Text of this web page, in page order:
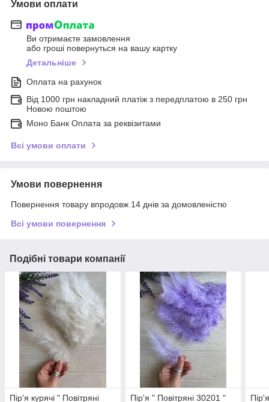
Умови оплати
Ви отримаєте замовлення
або гроші повернуться на вашу картку
Детальніше
Оплата на рахунок
Від 1000 грн накладний платіж з передплатою в 250 грн
Новою поштою
Моно Банк Оплата за реквізитами
Всі умови оплати
Умови повернення
Повернення товару впродовж 14 днів за домовленістю
Всі умови повернення
Подібні товари компанії
Пір'я курячі " Повітряні
Пір'я " Повітряні 30201 "